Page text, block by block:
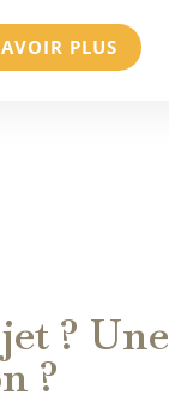
PLUS
? Une
?